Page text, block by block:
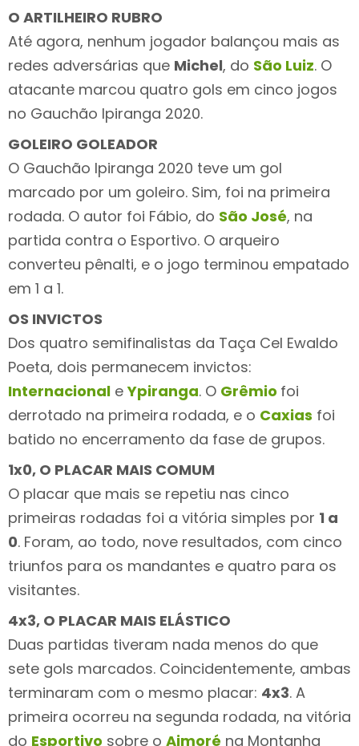
O ARTILHEIRO RUBRO
Até agora, nenhum jogador balançou mais as
redes adversárias que Michel, do São Luiz. O
atacante marcou quatro gols em cinco jogos
no Gauchão Ipiranga 2020.
GOLEIRO GOLEADOR
O Gauchão Ipiranga 2020 teve um gol
marcado por um goleiro. Sim, foi na primeira
rodada. O autor foi Fábio, do São José, na
partida contra o Esportivo. O arqueiro
converteu pênalti, e o jogo terminou empatado
em 1 a 1.
OS INVICTOS
Dos quatro semifinalistas da Taça Cel Ewaldo
Poeta, dois permanecem invictos:
Internacional eYpiranga. O Grêmio foi
derrotado na primeira rodada, e o Caxias foi
batido no encerramento da fase de grupos.
1x0, O PLACAR MAIS COMUM
O placar que mais se repetiu nas cinco
primeiras rodadas foi a vitória simples por 1 a
0. Foram, ao todo, nove resultados, com cinco
triunfos para os mandantes e quatro para os
visitantes.
4x3, O PLACAR MAIS ELÁSTICO
Duas partidas tiveram nada menos do que
sete gols marcados. Coincidentemente, ambas
terminaram com o mesmo placar: 4x3. A
primeira ocorreu na segunda rodada, na vitória
do Esportivo sobre o Aimoré na Montanha